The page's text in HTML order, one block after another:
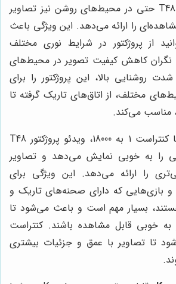
ویدئو پروژکتور T48 حتی در محیط‌های روشن نیز تصاویر
را ارائه می‌دهد. این ویژگی باعث
از پروژکتور در شرایط نوری مختلف
نگران کاهش کیفیت تصویر در محیط‌های
روشنایی بالا، این پروژکتور را برای
مختلف، از اتاق‌های تاریک گرفته تا
مناسب می‌کند.
با کنتراست 1 به 18000، ویدئو پروژکتور T48
را به خوبی نمایش می‌دهد و تصاویر
را ارائه می‌دهد. این ویژگی برای
و بازی‌هایی که دارای صحنه‌های تاریک و
بسیار مهم است و باعث می‌شود تا
به خوبی قابل مشاهده باشند. کنتراست
تا تصاویر با عمق و جزئیات بیشتری